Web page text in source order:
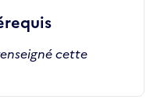
cette